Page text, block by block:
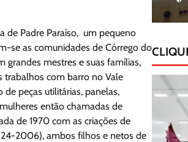
de Padre Paraíso, um pequeno
se as comunidades de Córrego do
grandes mestres e suas famílias,
trabalhos com barro no Vale
peças utilitárias, panelas,
então chamadas de
de 1970 com as criações de
2006), ambos filhos e netos de